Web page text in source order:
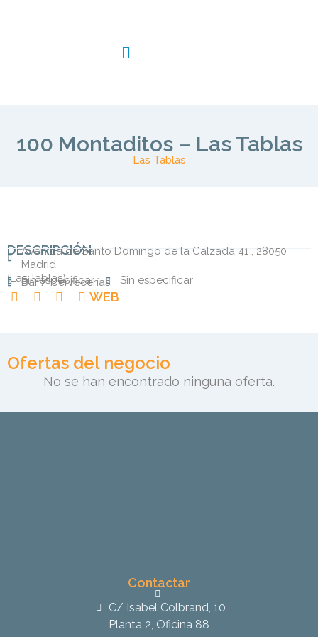
100 Montaditos – Las Tablas
Las Tablas
DESCRIPCIÓN
Avenida de Santo Domingo de la Calzada 41 , 28050
Madrid
(Las Tablas)
Sin especificar Sin especificar
Bar / Cervecerías
WEB
Ofertas del negocio
No se han encontrado ninguna oferta.
Contactar
C/ Isabel Colbrand, 10
Planta 2, Oficina 88